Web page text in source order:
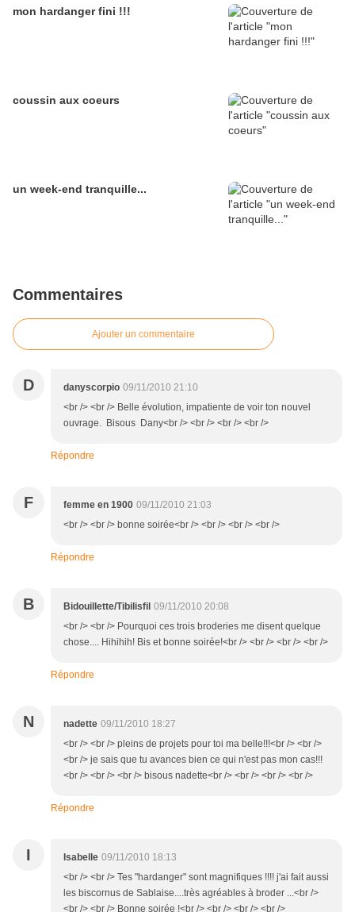
mon hardanger fini !!!
coussin aux coeurs
un week-end tranquille...
Commentaires
Ajouter un commentaire
D danyscorpio 09/11/2010 21:10
<br /> <br /> Belle évolution, impatiente de voir ton nouvel
ouvrage. Bisous Dany<br /> <br /> <br /> <br />
Répondre
F femme en 1900 09/11/2010 21:03
<br /> <br /> bonne soirée<br /> <br /> <br /> <br />
Répondre
B Bidouillette/Tibilisfil 09/11/2010 20:08
<br /> <br /> Pourquoi ces trois broderies me disent quelque
chose.... Hihihih! Bis et bonne soirée!<br /> <br /> <br /> <br />
Répondre
N nadette 09/11/2010 18:27
<br /> <br /> pleins de projets pour toi ma belle!!!<br /> <br />
<br /> je sais que tu avances bien ce qui n'est pas mon cas!!!
<br /> <br /> <br /> bisous nadette<br /> <br /> <br /> <br />
Répondre
I Isabelle 09/11/2010 18:13
<br /> <br /> Tes "hardanger" sont magnifiques !!!! j'ai fait aussi
les biscornus de Sablaise....très agréables à broder ...<br />
<br /> <br /> Bonne soirée !<br /> <br /> <br /> <br />